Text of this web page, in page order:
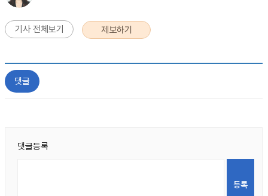
기사 전체보기 제보하기
댓글
댓글등록